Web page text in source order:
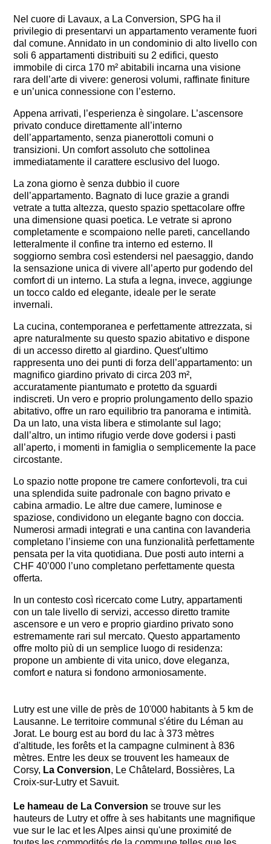
Nel cuore di Lavaux, a La Conversion, SPG ha il
privilegio di presentarvi un appartamento veramente fuori
dal comune. Annidato in un condominio di alto livello con
soli 6 appartamenti distribuiti su 2 edifici, questo
immobile di circa 170 m² abitabili incarna una visione
rara dell’arte di vivere: generosi volumi, raffinate finiture
e un’unica connessione con l’esterno.
Appena arrivati, l’esperienza è singolare. L’ascensore
privato conduce direttamente all’interno
dell’appartamento, senza pianerottoli comuni o
transizioni. Un comfort assoluto che sottolinea
immediatamente il carattere esclusivo del luogo.
La zona giorno è senza dubbio il cuore
dell’appartamento. Bagnato di luce grazie a grandi
vetrate a tutta altezza, questo spazio spettacolare offre
una dimensione quasi poetica. Le vetrate si aprono
completamente e scompaiono nelle pareti, cancellando
letteralmente il confine tra interno ed esterno. Il
soggiorno sembra così estendersi nel paesaggio, dando
la sensazione unica di vivere all’aperto pur godendo del
comfort di un interno. La stufa a legna, invece, aggiunge
un tocco caldo ed elegante, ideale per le serate
invernali.
La cucina, contemporanea e perfettamente attrezzata, si
apre naturalmente su questo spazio abitativo e dispone
di un accesso diretto al giardino. Quest’ultimo
rappresenta uno dei punti di forza dell’appartamento: un
magnifico giardino privato di circa 203 m²,
accuratamente piantumato e protetto da sguardi
indiscreti. Un vero e proprio prolungamento dello spazio
abitativo, offre un raro equilibrio tra panorama e intimità.
Da un lato, una vista libera e stimolante sul lago;
dall’altro, un intimo rifugio verde dove godersi i pasti
all’aperto, i momenti in famiglia o semplicemente la pace
circostante.
Lo spazio notte propone tre camere confortevoli, tra cui
una splendida suite padronale con bagno privato e
cabina armadio. Le altre due camere, luminose e
spaziose, condividono un elegante bagno con doccia.
Numerosi armadi integrati e una cantina con lavanderia
completano l’insieme con una funzionalità perfettamente
pensata per la vita quotidiana. Due posti auto interni a
CHF 40’000 l’uno completano perfettamente questa
offerta.
In un contesto così ricercato come Lutry, appartamenti
con un tale livello di servizi, accesso diretto tramite
ascensore e un vero e proprio giardino privato sono
estremamente rari sul mercato. Questo appartamento
offre molto più di un semplice luogo di residenza:
propone un ambiente di vita unico, dove eleganza,
comfort e natura si fondono armoniosamente.
Lutry est une ville de près de 10'000 habitants à 5 km de
Lausanne. Le territoire communal s'étire du Léman au
Jorat. Le bourg est au bord du lac à 373 mètres
d'altitude, les forêts et la campagne culminent à 836
mètres. Entre les deux se trouvent les hameaux de
Corsy, La Conversion, Le Châtelard, Bossières, La
Croix-sur-Lutry et Savuit.
Le hameau de La Conversion se trouve sur les
hauteurs de Lutry et offre à ses habitants une magnifique
vue sur le lac et les Alpes ainsi qu'une proximité de